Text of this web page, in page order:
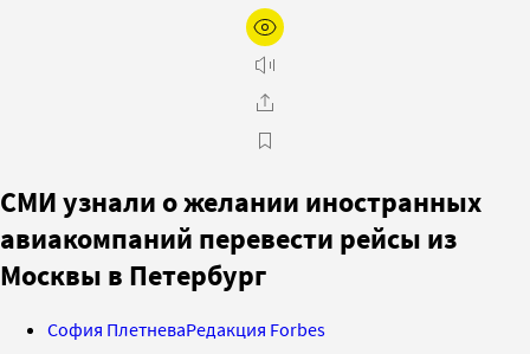
СМИ узнали о желании иностранных
авиакомпаний перевести рейсы из
Москвы в Петербург
София ПлетневаРедакция Forbes